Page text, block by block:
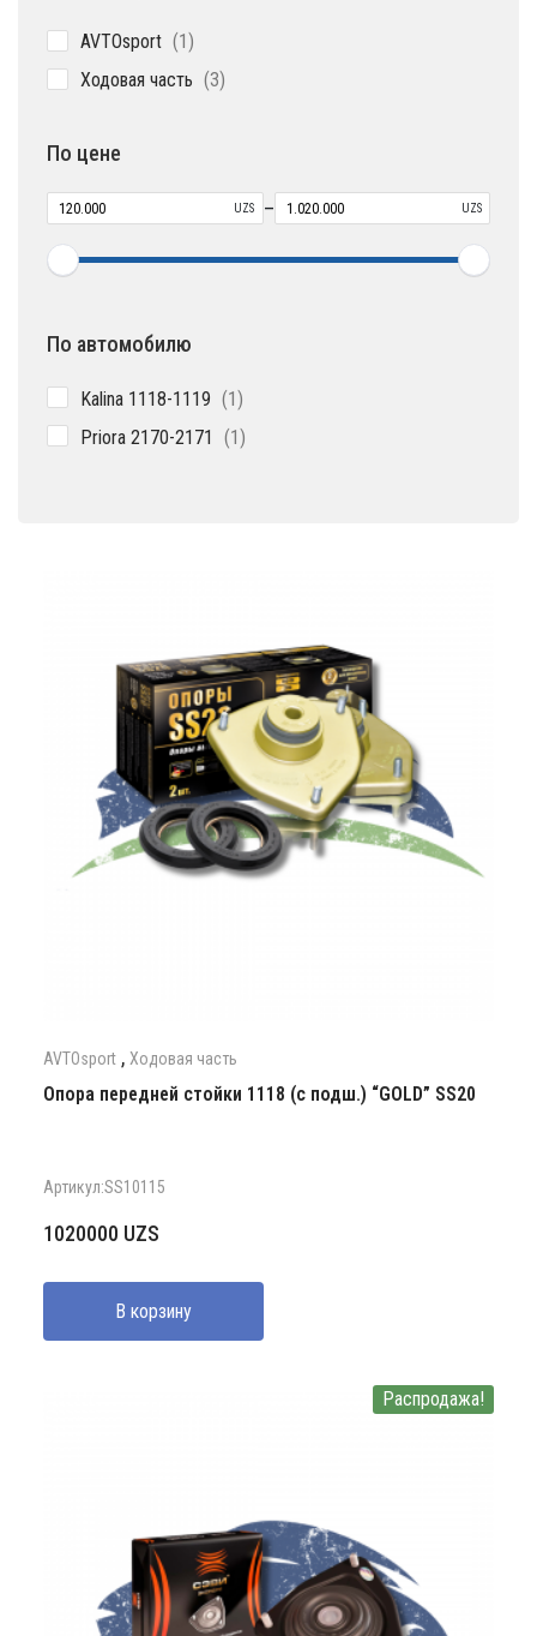
AVTOsport 11
Ходовая часть 33
По цене
UZS – UZS
По автомобилю
Kalina 1118-1119 11
Priora 2170-2171 11
AVTOsport , Ходовая часть
Опора передней стойки 1118 (с подш.) “GOLD” SS20
Артикул:SS10115
1020000 UZS
В корзину
Распродажа!